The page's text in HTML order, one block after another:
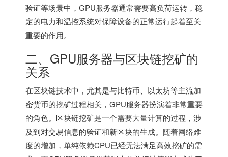
验证等场景中，GPU服务器通常需要高负荷运转，稳
定的电力和温控系统对保障设备的正常运行起着至关
重要的作用。
二、GPU服务器与区块链挖矿的
关系
在区块链技术中，尤其是与比特币、以太坊等主流加
密货币的挖矿过程相关，GPU服务器扮演着非常重要
的角色。区块链挖矿是一个需要大量计算的过程，涉
及到对交易信息的验证和新区块的生成。随着网络难
度的增加，单纯依赖CPU已经无法满足高效挖矿的需